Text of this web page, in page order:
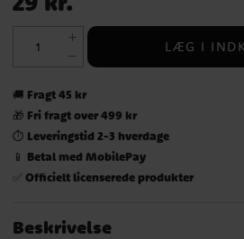
LÆG I
🚚 Fragt 45 kr
🎁 Fri fragt over 499 kr
⏱️ Leveringstid 2-3 hverdage
📱 Betal med MobilePay
✅ Officielt licenserede produkter
Beskrivelse